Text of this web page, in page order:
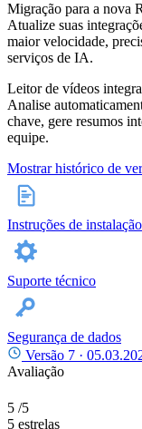
Migração para a nova
Atualize suas
maior velocidade,
serviços de IA.
Leitor de vídeos
Analise
chave, gere resumos
equipe.
Mostrar histórico de
Instruções de instalação
Suporte técnico
Segurança de dados
Versão 7 ·
Avaliação
5 /5
5 estrelas